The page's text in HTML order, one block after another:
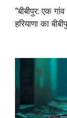
“बीबीपुर: एक
हरियाणा का